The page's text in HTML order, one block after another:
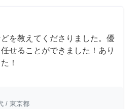
を教えてくださりました。優
せることができました！あり
！
/ 東京都